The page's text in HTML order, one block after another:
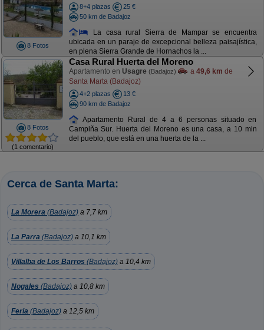
8 Fotos
8+4 plazas
25 €
50 km de Badajoz
La casa rural Sierra de Mampar se encuentra
ubicada en un paraje de excepcional belleza paisajística,
en plena Sierra Grande de Hornachos la ...
8 Fotos
(1 comentario)
Casa Rural Huerta del Moreno
Apartamento en Usagre (Badajoz) a 49,6 km de
Santa Marta (Badajoz)
4+2 plazas
13 €
90 km de Badajoz
Apartamento Rural de 4 a 6 personas situado en
Campiña Sur. Huerta del Moreno es una casa, a 10 min
del pueblo, que está en una huerta de la ...
Cerca de Santa Marta:
La Morera (Badajoz) a 7,7 km
La Parra (Badajoz) a 10,1 km
Villalba de Los Barros (Badajoz) a 10,4 km
Nogales (Badajoz) a 10,8 km
Feria (Badajoz) a 12,5 km